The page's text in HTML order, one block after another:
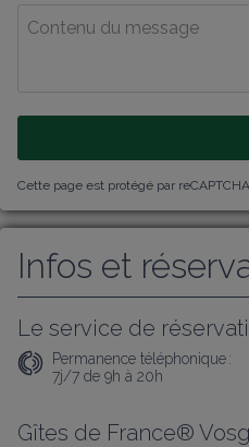
Cette page est protégé par
Infos et
Le service de
Permanence téléphonique :
7j/7 de 9h à 20h
Gîtes de France®